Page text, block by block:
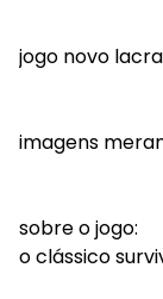
jogo novo
imagens
sobre o jogo:
o clássico